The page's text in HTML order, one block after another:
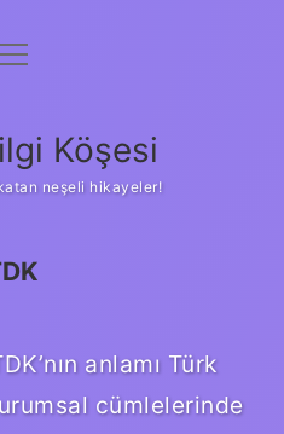
Uyarı
menüyü
Köşesi
neşeli hikayeler!
anlamı Türk
cümlelerinde